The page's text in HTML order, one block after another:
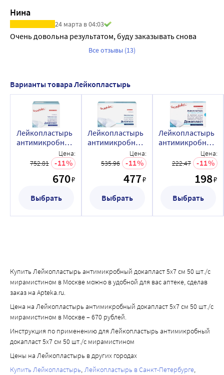
Нина
24 марта в 04:03
Очень довольна результатом, буду заказывать снова
Все отзывы (13)
Варианты товара Лейкопластырь
Лейкопластырь
антимикробный
докапласт 5х7
см 50 шт./с
мирамистином
Цена:
752.81
11
670₽
Выбрать
Лейкопластырь
антимикробный
докапласт 6х10
см 25 шт./с
мирамистином
Цена:
535.96
11
477₽
Выбрать
Лейкопластырь
антимикробный
докапласт 8х10
см 5 шт./с
мирамистином
Цена:
222.47
11
198₽
Выбрать
Купить Лейкопластырь антимикробный докапласт 5х7 см 50 шт./с
мирамистином в Москве можно в удобной для вас аптеке, сделав
заказ на Apteka.ru.
Цена на Лейкопластырь антимикробный докапласт 5х7 см 50 шт./с
мирамистином в Москве – 670 рублей.
Инструкция по применению для Лейкопластырь антимикробный
докапласт 5х7 см 50 шт./с мирамистином
Цены на Лейкопластырь в других городах
Купить Лейкопластырь Лейкопластырь в Санкт-Петербурге